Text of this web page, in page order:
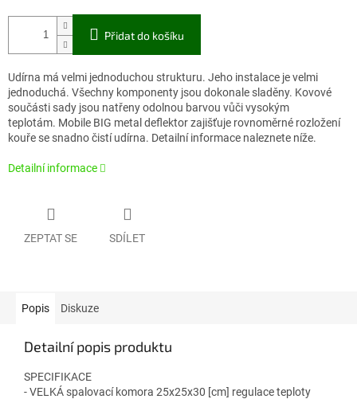
Přidat do košíku
Udírna má velmi jednoduchou strukturu. Jeho instalace je velmi
jednoduchá. Všechny komponenty jsou dokonale sladěny. Kovové
součásti sady jsou natřeny odolnou barvou vůči vysokým
teplotám. Mobile BIG metal deflektor zajišťuje rovnoměrné rozložení
kouře se snadno čistí udírna. Detailní informace naleznete níže.
Detailní informace
ZEPTAT SE SDÍLET
Popis Diskuze
Detailní popis produktu
SPECIFIKACE
- VELKÁ spalovací komora 25x25x30 [cm] regulace teploty